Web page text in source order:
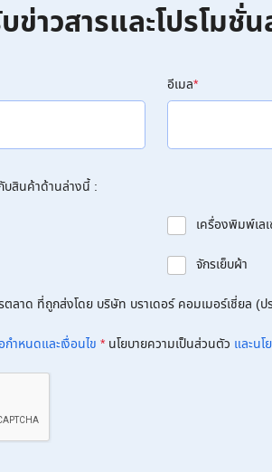
ข่าวสารและโปรโมชั่
อีเมล*
บสินค้าด้านล่างนี้ :
เครื่องพิมพ์เล
จักรเย็บผ้า
าด ที่ถูกส่งโดย บริษัท บราเดอร์ คอมเมอร์เชี่ยล (
กำหนดและเงื่อนไข * นโยบายความเป็นส่วนตัว และน